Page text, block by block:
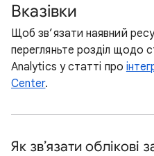
Вказівки
Щоб зв’язати наявний
перегляньте розділ щодо
Analytics у статті про
Center.
Як зв’язати